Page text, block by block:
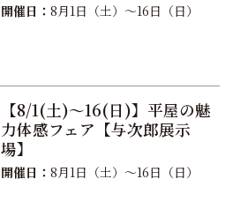
開催日： 8月1日（土）〜16日（日）
【8/1(土)〜16(日)】平屋の魅
力体感フェア【与次郎展示
場】
開催日： 8月1日（土）〜16日（日）